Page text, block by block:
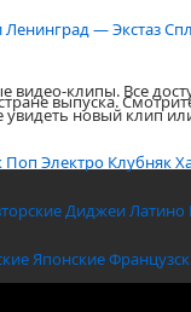
Ленинград — Экстаз
выпуска.
Поп Электро Клубняк
ДиджеиЛатино
Японские
клипы. Все
увидеть новый клип